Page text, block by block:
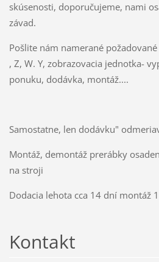
skúsenosti, doporučujeme, nami
závad.
Pošlite nám namerané
, Z, W. Y, zobrazovacia jednotka-
ponuku, dodávka, montáž....
Samostatne, len dodávku"
Montáž, demontáž prerábky
na stroji
Dodacia lehota cca 14 dní montáž
Kontakt